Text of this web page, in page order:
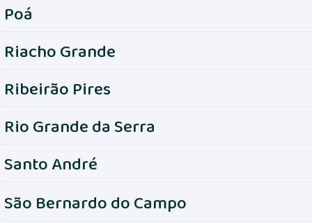
Poá
Riacho Grande
Ribeirão Pires
Rio Grande da Serra
Santo André
São Bernardo do Campo